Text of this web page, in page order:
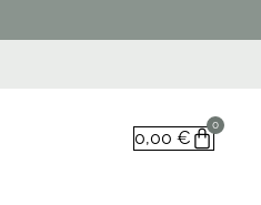
0,00 €
0